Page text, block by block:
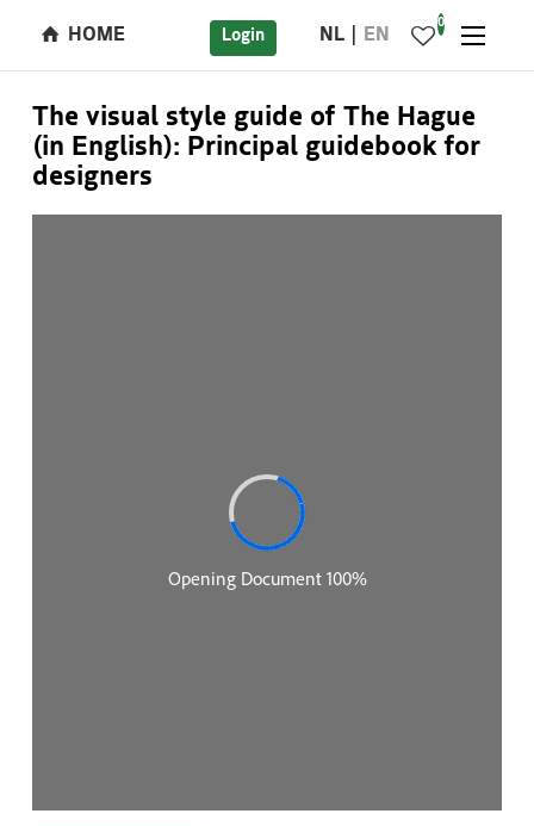
HOME Login NL EN
0
The visual style guide of The Hague
(in English): Principal guidebook for
designers